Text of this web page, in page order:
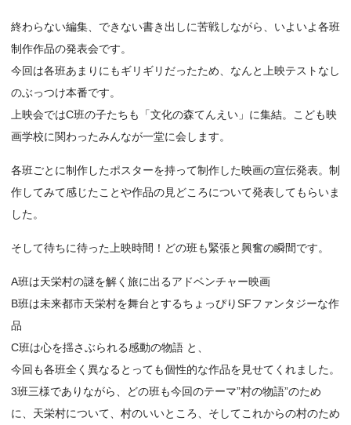
終わらない編集、できない書き出しに苦戦しながら、いよいよ各班
制作作品の発表会です。
今回は各班あまりにもギリギリだったため、なんと上映テストなし
のぶっつけ本番です。
上映会ではC班の子たちも「文化の森てんえい」に集結。こども映
画学校に関わったみんなが一堂に会します。
各班ごとに制作したポスターを持って制作した映画の宣伝発表。制
作してみて感じたことや作品の見どころについて発表してもらいま
した。
そして待ちに待った上映時間！どの班も緊張と興奮の瞬間です。
A班は天栄村の謎を解く旅に出るアドベンチャー映画
B班は未来都市天栄村を舞台とするちょっぴりSFファンタジーな作
品
C班は心を揺さぶられる感動の物語 と、
今回も各班全く異なるとっても個性的な作品を見せてくれました。
3班三様でありながら、どの班も今回のテーマ”村の物語”のため
に、天栄村について、村のいいところ、そしてこれからの村のため